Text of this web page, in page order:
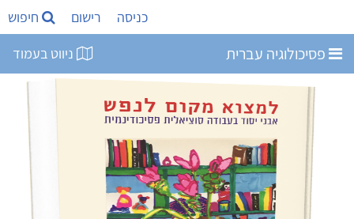
כניסה רישום חיפוש
פסיכולוגיה עברית ניווט בעמוד